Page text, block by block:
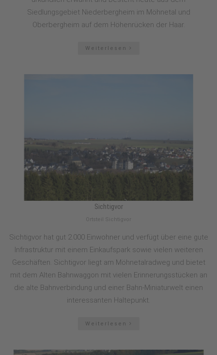
Siedlungsgebiet Niederbergheim im Möhnetal und
Oberbergheim auf dem Höhenrücken der Haar.
Weiterlesen
Sichtigvor
Ortsteil Sichtigvor
Sichtigvor hat gut 2.000 Einwohner und verfügt über eine gute
Infrastruktur mit einem Einkaufspark sowie vielen weiteren
Geschäften. Sichtigvor liegt am Möhnetalradweg und bietet
mit dem Alten Bahnwaggon mit vielen Erinnerungsstücken an
die alte Bahnverbindung und einer Bahn-Miniaturwelt einen
interessanten Haltepunkt.
Weiterlesen